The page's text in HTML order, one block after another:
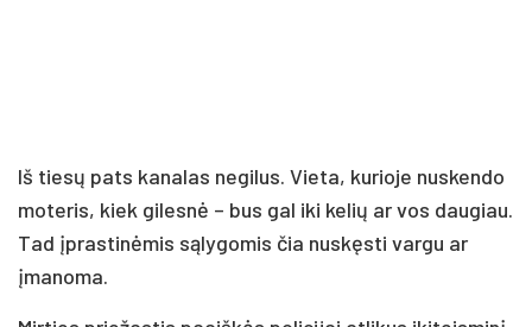
Iš tiesų pats kanalas negilus. Vieta, kurioje nuskendo
moteris, kiek gilesnė – bus gal iki kelių ar vos daugiau.
Tad įprastinėmis sąlygomis čia nuskęsti vargu ar
įmanoma.